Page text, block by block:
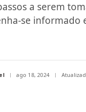
a serem
se informado
ago 18, 2024